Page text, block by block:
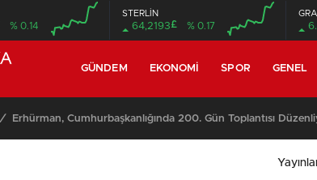
% 0.14
STERLİN
64,2193£ % 0.17
GÜNDEM EKONOMI SPOR GENEL
/ Erhürman, Cumhurbaşkanlığında 200. Gün Toplantısı